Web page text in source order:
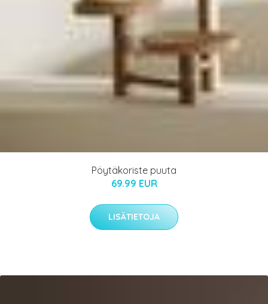
Pöytäkoriste puuta
69.99 EUR
LISÄTIETOJA